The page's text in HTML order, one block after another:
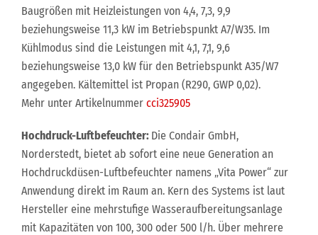
Baugrößen mit Heizleistungen von 4,4, 7,3, 9,9
beziehungsweise 11,3 kW im Betriebspunkt A7/W35. Im
Kühlmodus sind die Leistungen mit 4,1, 7,1, 9,6
beziehungsweise 13,0 kW für den Betriebspunkt A35/W7
angegeben. Kältemittel ist Propan (R290, GWP 0,02).
Mehr unter Artikelnummer cci325905
Hochdruck-Luftbefeuchter: Die Condair GmbH,
Norderstedt, bietet ab sofort eine neue Generation an
Hochdruckdüsen-Luftbefeuchter namens „Vita Power“ zur
Anwendung direkt im Raum an. Kern des Systems ist laut
Hersteller eine mehrstufige Wasseraufbereitungsanlage
mit Kapazitäten von 100, 300 oder 500 l/h. Über mehrere